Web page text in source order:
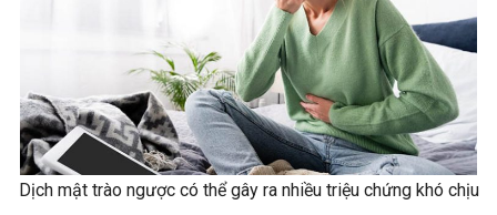
Dịch mật trào ngược có thể gây ra nhiều triệu chứng khó chịu